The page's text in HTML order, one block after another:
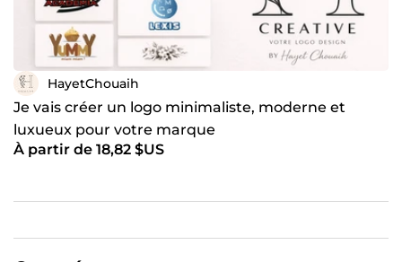
HayetChouaih
Je vais créer un logo minimaliste, moderne et
luxueux pour votre marque
À partir de 18,82 $US